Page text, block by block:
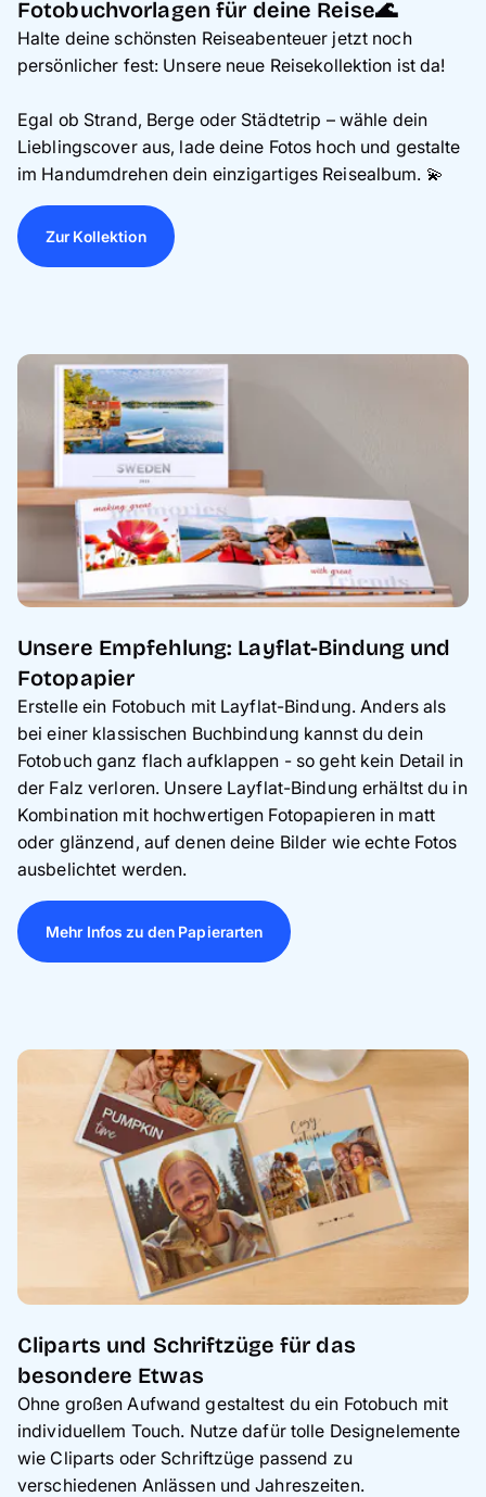
Fotobuchvorlagen für deine Reise🌊
Halte deine schönsten Reiseabenteuer jetzt noch
persönlicher fest: Unsere neue Reisekollektion ist da!
Egal ob Strand, Berge oder Städtetrip – wähle dein
Lieblingscover aus, lade deine Fotos hoch und gestalte
im Handumdrehen dein einzigartiges Reisealbum. 💫
Zur Kollektion
Unsere Empfehlung: Layflat-Bindung und
Fotopapier
Erstelle ein Fotobuch mit Layflat-Bindung. Anders als
bei einer klassischen Buchbindung kannst du dein
Fotobuch ganz flach aufklappen - so geht kein Detail in
der Falz verloren. Unsere Layflat-Bindung erhältst du in
Kombination mit hochwertigen Fotopapieren in matt
oder glänzend, auf denen deine Bilder wie echte Fotos
ausbelichtet werden.
Mehr Infos zu den Papierarten
Cliparts und Schriftzüge für das
besondere Etwas
Ohne großen Aufwand gestaltest du ein Fotobuch mit
individuellem Touch. Nutze dafür tolle Designelemente
wie Cliparts oder Schriftzüge passend zu
verschiedenen Anlässen und Jahreszeiten.